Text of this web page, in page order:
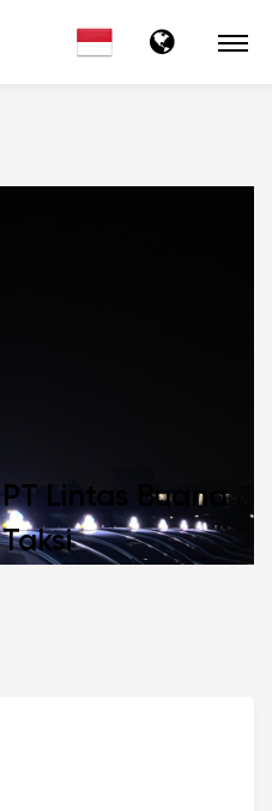
PT Lintas Buana
Taksi